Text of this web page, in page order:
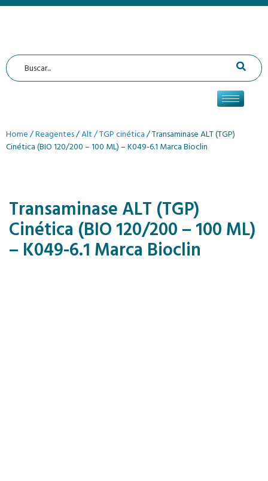
Home/Reagentes/Alt / TGP cinética/ Transaminase ALT (TGP)
Cinética (BIO 120/200 – 100 ML) – K049-6.1 Marca Bioclin
Transaminase ALT (TGP)
Cinética (BIO 120/200 – 100 ML)
– K049-6.1 Marca Bioclin